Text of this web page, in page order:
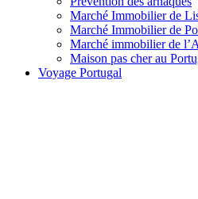
Marché Immobilier de
Marché Immobilier de
Marché immobilier de
Maison pas cher au
Voyage Portugal